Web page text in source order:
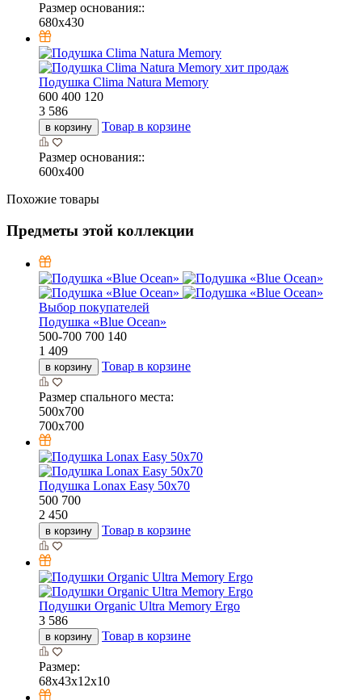
Размер основания::
680х430
хит продаж
Подушка Clima Natura Memory
600 400 120
3 586
в корзину Товар в корзине
Размер основания::
600х400
Похожие товары
Предметы этой коллекции
Выбор покупателей
Подушка «Bluе Ocean»
500-700 700 140
1 409
в корзину Товар в корзине
Размер спального места:
500х700
700х700
Подушка Lonax Easy 50х70
500 700
2 450
в корзину Товар в корзине
Подушки Organic Ultra Memory Ergo
3 586
в корзину Товар в корзине
Размер:
68х43х12х10